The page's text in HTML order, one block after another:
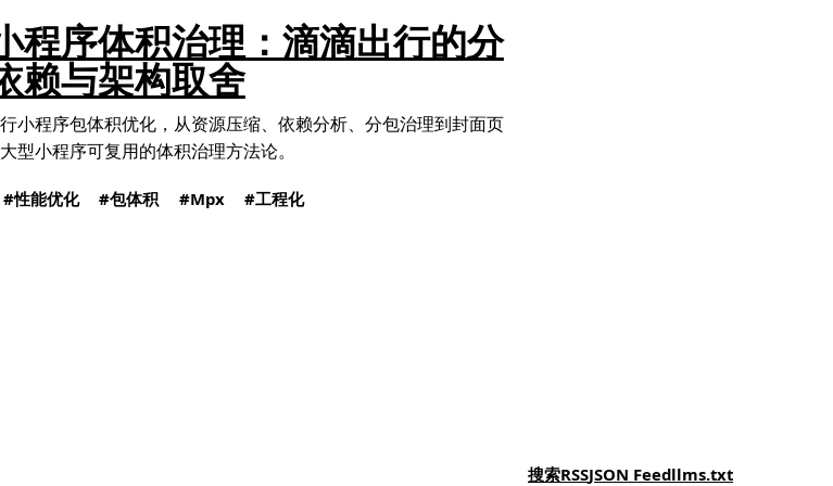
程序体积治理：滴滴出行的分
赖与架构取舍
小程序包体积优化，从资源压缩、依赖分析、分包治理到封面页
型小程序可复用的体积治理方法论。
性能优化 包体积 Mpx 工程化
搜索RSSJSON Feedllms.txt